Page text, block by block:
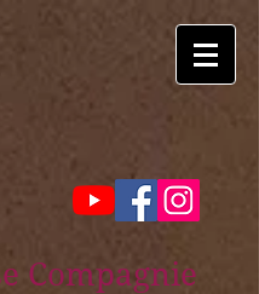
Compagnie